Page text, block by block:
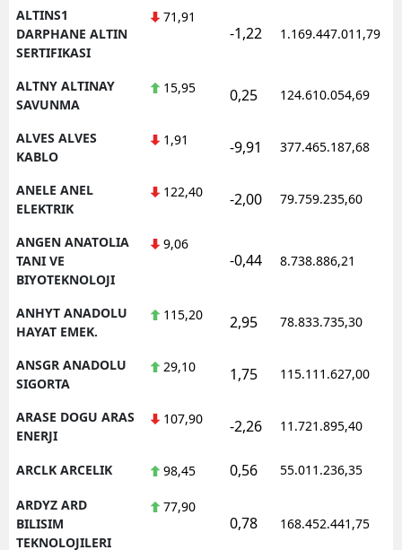
ALTINS1
DARPHANE ALTIN
SERTIFIKASI
71,91
-1,22 1.169.447.011,79
ALTNY ALTINAY
SAVUNMA
15,95 0,25 124.610.054,69
ALVES ALVES
KABLO
1,91 -9,91 377.465.187,68
ANELE ANEL
ELEKTRIK
122,40 -2,00 79.759.235,60
ANGEN ANATOLIA
TANI VE
BIYOTEKNOLOJI
9,06
-0,44 8.738.886,21
ANHYT ANADOLU
HAYAT EMEK.
115,20 2,95 78.833.735,30
ANSGR ANADOLU
SIGORTA
29,10 1,75 115.111.627,00
ARASE DOGU ARAS
ENERJI
107,90 -2,26 11.721.895,40
ARCLK ARCELIK 98,45 0,56 55.011.236,35
ARDYZ ARD
BILISIM
TEKNOLOJILERI
77,90
0,78 168.452.441,75